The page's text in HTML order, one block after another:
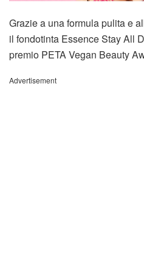
Grazie a una formula pulita e
il fondotinta Essence Stay All
premio PETA Vegan Beauty
Advertisement